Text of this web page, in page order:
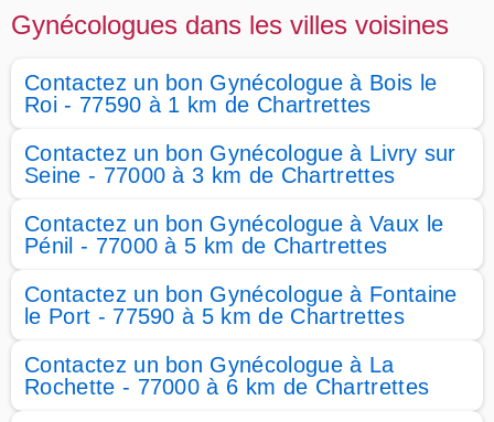
Gynécologues dans les villes voisines
Contactez un bon Gynécologue à Bois le
Roi - 77590 à 1 km de Chartrettes
Contactez un bon Gynécologue à Livry sur
Seine - 77000 à 3 km de Chartrettes
Contactez un bon Gynécologue à Vaux le
Pénil - 77000 à 5 km de Chartrettes
Contactez un bon Gynécologue à Fontaine
le Port - 77590 à 5 km de Chartrettes
Contactez un bon Gynécologue à La
Rochette - 77000 à 6 km de Chartrettes